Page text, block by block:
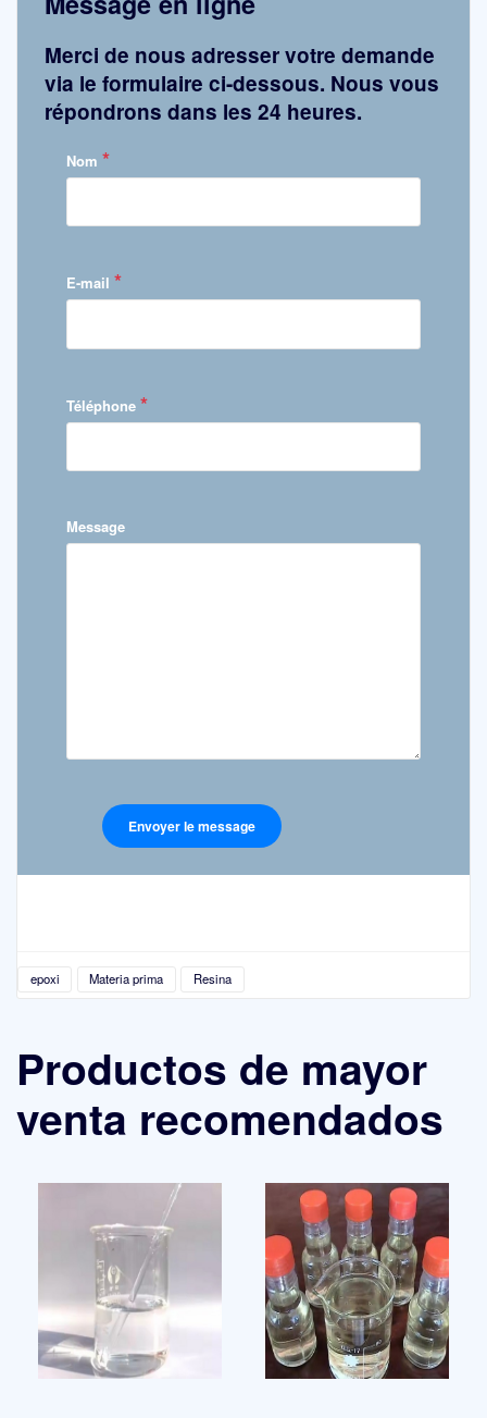
Merci de nous adresser votre demande
via le formulaire ci-dessous. Nous vous
répondrons dans les 24 heures.
Nom *
E-mail *
Téléphone *
Message
epoxi Materia prima Resina
Productos de mayor
venta recomendados